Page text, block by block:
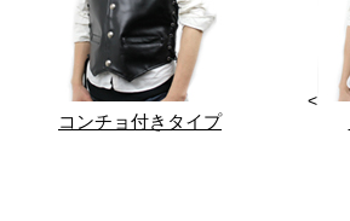
コンチョ付きタイプ
<